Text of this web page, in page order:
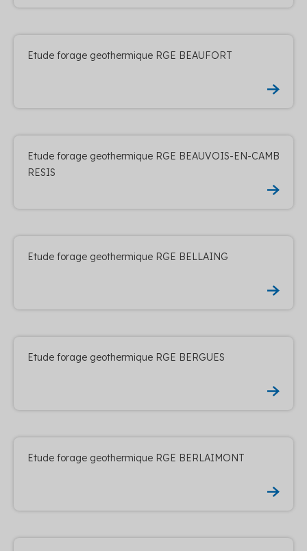
Etude forage geothermique RGE BEAUFORT
Etude forage geothermique RGE BEAUVOIS-EN-CAMB
RESIS
Etude forage geothermique RGE BELLAING
Etude forage geothermique RGE BERGUES
Etude forage geothermique RGE BERLAIMONT